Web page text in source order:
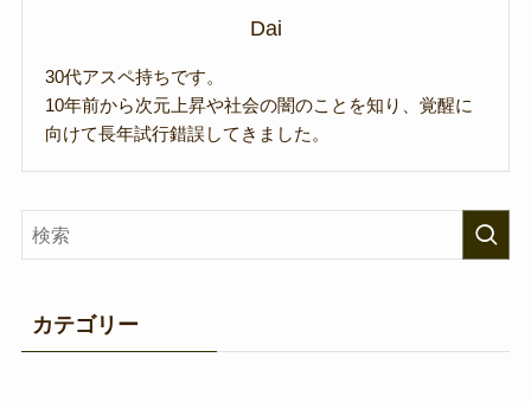
Dai
30代アスペ持ちです。
10年前から次元上昇や社会の闇のことを知り、覚醒に
向けて長年試行錯誤してきました。
カテゴリー